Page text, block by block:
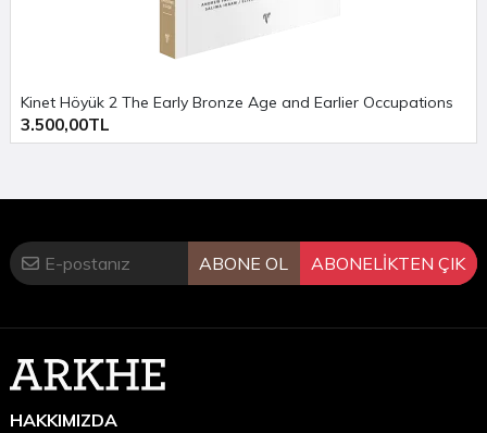
Uyum / Concordance
Kısaltmalar ve Kaynaklar / Abbreviations and
Kinet Höyük 2 The Early Bronze Age and Earlier Occupations
3.500,00TL
ABONE OL ABONELİKTEN ÇIK
HAKKIMIZDA